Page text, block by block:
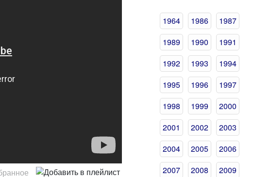
1964 1986
1987
1989
1990
1991
1992
1993
1994
1995
1996
1997
1998
1999
2000
2001
2002
2003
2004
2005
2006
2007
2008
2009